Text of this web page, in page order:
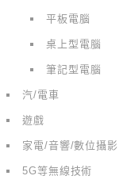
平板電腦
桌上型電腦
筆記型電腦
汽/電車
遊戲
家電/音響/數位攝影
5G等無線技術